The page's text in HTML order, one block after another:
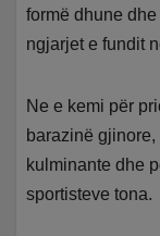
formë dhune
ngjarjet e fundit
Ne e kemi për
barazinë
kulminante dhe
sportisteve tona.